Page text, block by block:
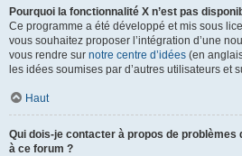
Pourquoi la fonctionnalité X n’est pas
Ce programme a été développé et mis sous
vous souhaitez proposer l’intégration d’une
vous rendre sur notre centre d’idées (en
les idées soumises par d’autres utilisateurs et
Haut
Qui dois-je contacter à propos de problèmes
à ce forum ?